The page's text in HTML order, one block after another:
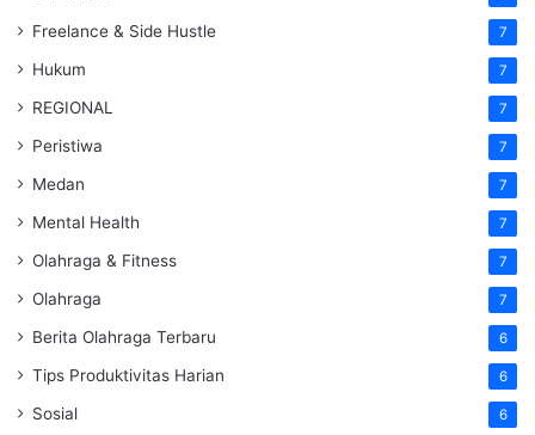
Freelance & Side Hustle 7
Hukum 7
REGIONAL 7
Peristiwa 7
Medan 7
Mental Health 7
Olahraga & Fitness 7
Olahraga 7
Berita Olahraga Terbaru 6
Tips Produktivitas Harian 6
Sosial 6